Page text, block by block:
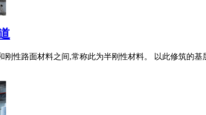
性路面材料之间,常称此为半刚性材料。 以此修筑的